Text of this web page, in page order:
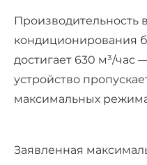
Производительность
кондиционирования
достигает 630 м³/час
устройство
максимальных
Заявленная